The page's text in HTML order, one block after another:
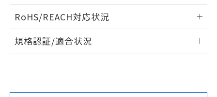
ドすることができます。
ログイン/会員登録
ダウンロードデータをご利用いただく前に、以下を必ずお読
RoHS/REACH対応状況
EU RoHS 注意事項・凡例
規格認証/適合状況